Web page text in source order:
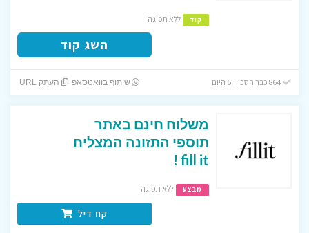
קוד ללא תפוגה
השג קוד
864 כבר חסכו! 5 היום שיתוף בוואטסאפ העתק URL
משלוח חינם באתר
תוספי התזונה המצליח
fill it !
מבצע ללא תפוגה
קח דיל